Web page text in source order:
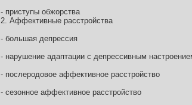
- приступы обжорства
2. Аффективные расстройства
- большая депрессия
- нарушение адаптации с депрессивным
- послеродовое аффективное расстройство
- сезонное аффективное расстройство